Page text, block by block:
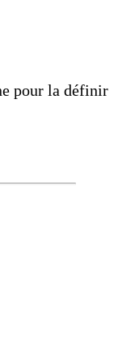
pour la définir